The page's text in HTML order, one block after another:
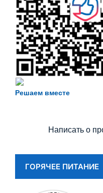
Решаем вместе
Есть предложения по
учебного процесса или
Написать о
ГОРЯЧЕЕ ПИТАНИЕ